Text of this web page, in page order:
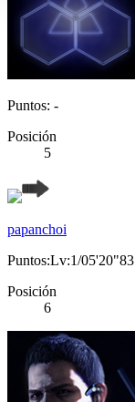
Puntos: -
Posición
5
papanchoi
Puntos:Lv:1/05'20"83
Posición
6